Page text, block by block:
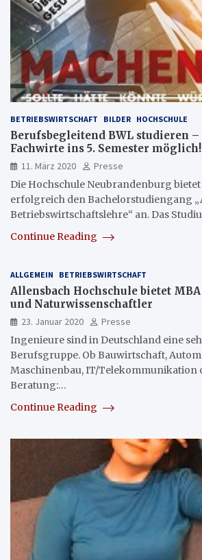
BETRIEBSWIRTSCHAFT BILDER HOCHSCHULE
Berufsbegleitend BWL studieren
Fachwirte ins 5. Semester möglich!
11. März 2020
Presse
Die Hochschule Neubrandenburg bietet
erfolgreich den Bachelorstudiengang
Betriebswirtschaftslehre“ an. Das
Continue Reading
ALLGEMEIN BETRIEBSWIRTSCHAFT
Allensbach Hochschule bietet
und Naturwissenschaftler
23. Januar 2020
Presse
Ingenieure sind in Deutschland eine
Berufsgruppe. Ob Bauwirtschaft,
Maschinenbau, IT/Telekommunikation
Beratung:…
Continue Reading